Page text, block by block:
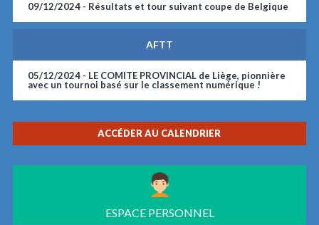
09/12/2024 - Résultats et tour suivant coupe de Belgique
AFTT
05/12/2024 - LE COMITE PROVINCIAL de Liège, pionnière
avec un tournoi basé sur le classement numérique !
ACCÉDER AU CALENDRIER
ESPACE PERSONNEL